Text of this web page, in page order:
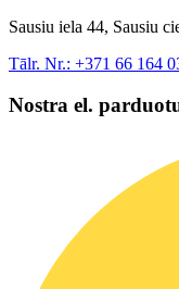
Sausiu iela 44, Sausiu
Tālr. Nr.: +371 66 164
Nostra el.